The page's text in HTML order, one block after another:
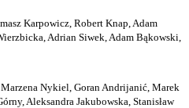
Karpowicz, Robert Knap, Adam
Adrian Siwek, Adam Bąkowski,
Nykiel, Goran Andrijanić, Marek
Aleksandra Jakubowska, Stanisław